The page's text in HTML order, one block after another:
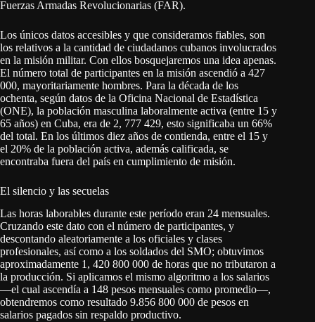
Fuerzas Armadas Revolucionarias (FAR).
Los únicos datos accesibles y que consideramos fiables, son
los relativos a la cantidad de ciudadanos cubanos involucrados
en la misión militar. Con ellos bosquejaremos una idea apenas.
El número total de participantes en la misión ascendió a 427
000, mayoritariamente hombres. Para la década de los
ochenta, según datos de la Oficina Nacional de Estadística
(ONE), la población masculina laboralmente activa (entre 15 y
65 años) en Cuba, era de 2, 777 429, esto significaba un 66%
del total. En los últimos diez años de contienda, entre el 15 y
el 20% de la población activa, además calificada, se
encontraba fuera del país en cumplimiento de misión.
El silencio y las secuelas
Las horas laborables durante este período eran 24 mensuales.
Cruzando este dato con el número de participantes, y
descontando aleatoriamente a los oficiales y clases
profesionales, así como a los soldados del SMO; obtuvimos
aproximadamente 1, 420 800 000 de horas que no tributaron a
la producción. Si aplicamos el mismo algoritmo a los salarios
―el cual ascendía a 148 pesos mensuales como promedio―,
obtendremos como resultado 9.856 800 000 de pesos en
salarios pagados sin respaldo productivo.